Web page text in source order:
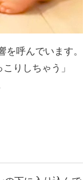
呼んでいます。
りしちゃう」